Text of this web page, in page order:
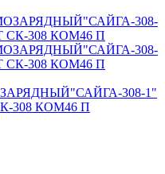
308-1"
308 КОМ46 П